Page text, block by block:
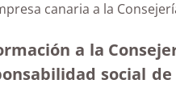
canaria a la
a la
social de